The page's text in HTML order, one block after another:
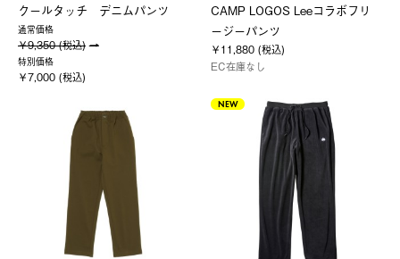
クールタッチ デニムパンツ
通常価格
￥9,350 (税込)
特別価格
￥7,000 (税込)
CAMP LOGOS Leeコラボフリ
ージーパンツ
￥11,880 (税込)
EC在庫なし
NEW